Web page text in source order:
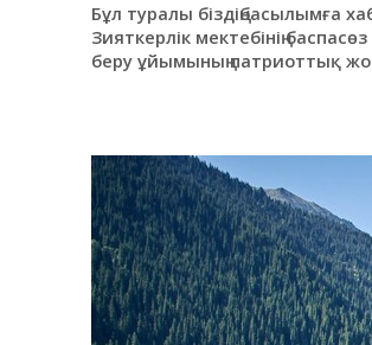
Бұл туралы біздіңбасылымға
Зияткерлік мектебінің
беру ұйымының патриоттық